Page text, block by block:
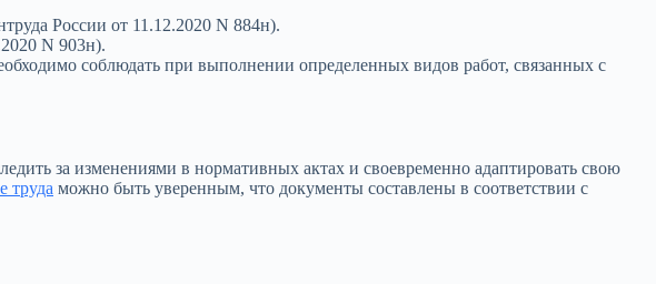
России от 11.12.2020 N 884н).
N 903н).
соблюдать при выполнении определенных видов работ, связанных с
за изменениями в нормативных актах и своевременно адаптировать свою
труда можно быть уверенным, что документы составлены в соответствии с